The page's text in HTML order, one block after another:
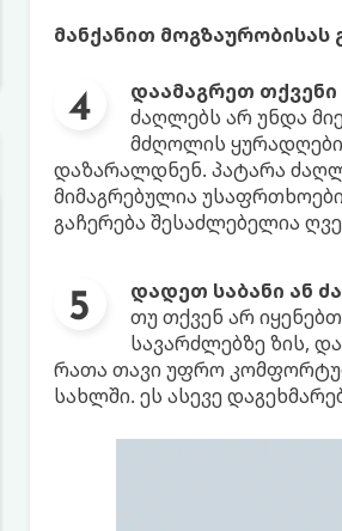
მანქანით
დაამაგრეთ
ძაღლებს არ უნდა
მძღოლის
დაზარალდნენ. პატარა
მიმაგრებულია
გაჩერება შესაძლებელია
დადეთ საბანი ან
თუ თქვენ არ
სავარძლებზე ზის,
რათა თავი უფრო
სახლში. ეს ასევე